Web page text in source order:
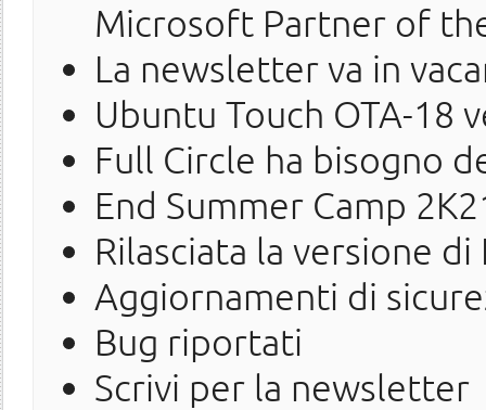
Microsoft Partner of
La newsletter va in
Ubuntu Touch OTA-18
Full Circle ha bisogno
End Summer Camp
Rilasciata la versione di
Aggiornamenti di
Bug riportati
Scrivi per la newsletter